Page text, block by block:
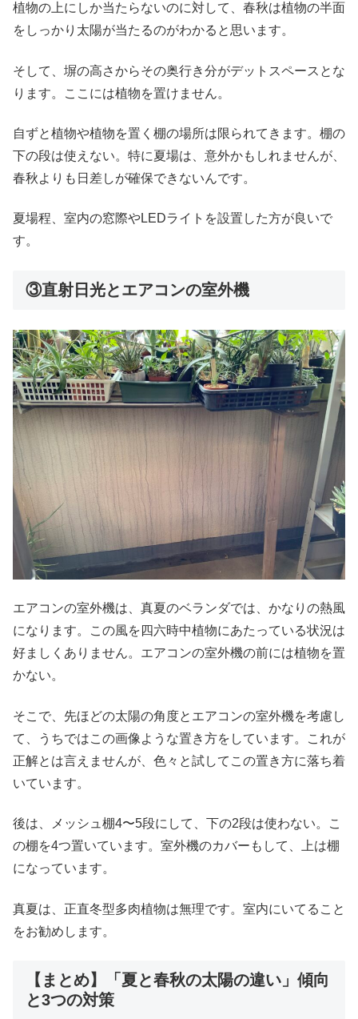
植物の上にしか当たらないのに対して、春秋は植物の半面
をしっかり太陽が当たるのがわかると思います。
そして、塀の高さからその奥行き分がデットスペースとな
ります。ここには植物を置けません。
自ずと植物や植物を置く棚の場所は限られてきます。棚の
下の段は使えない。特に夏場は、意外かもしれませんが、
春秋よりも日差しが確保できないんです。
夏場程、室内の窓際やLEDライトを設置した方が良いで
す。
③直射日光とエアコンの室外機
エアコンの室外機は、真夏のベランダでは、かなりの熱風
になります。この風を四六時中植物にあたっている状況は
好ましくありません。エアコンの室外機の前には植物を置
かない。
そこで、先ほどの太陽の角度とエアコンの室外機を考慮し
て、うちではこの画像ような置き方をしています。これが
正解とは言えませんが、色々と試してこの置き方に落ち着
いています。
後は、メッシュ棚4〜5段にして、下の2段は使わない。こ
の棚を4つ置いています。室外機のカバーもして、上は棚
になっています。
真夏は、正直冬型多肉植物は無理です。室内にいてること
をお勧めします。
【まとめ】「夏と春秋の太陽の違い」傾向
と3つの対策